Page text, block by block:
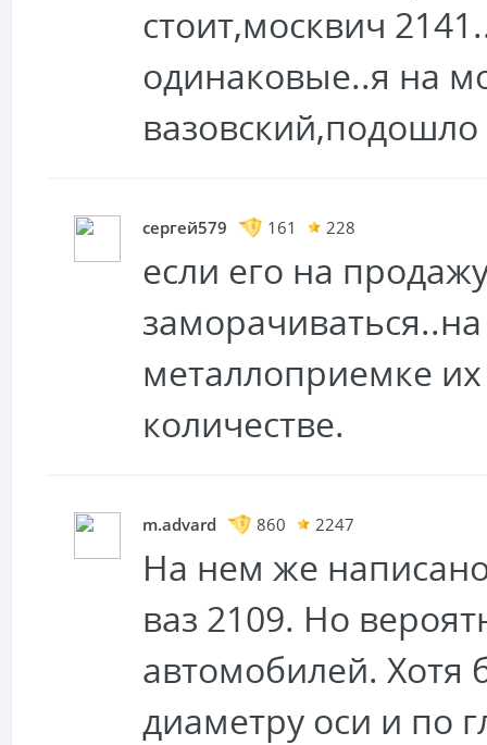
стоит,москвич
одинаковые..я на
сергей579 161 228
если его на
металлоприемке
количестве.
m.advard 860 2247
На нем же
ваз 2109. Но
автомобилей. Хотя
диаметру оси и по